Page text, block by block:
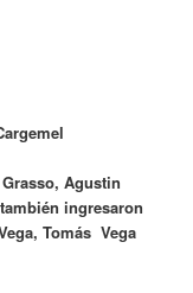
Agustin
ingresaron
Tomás Vega